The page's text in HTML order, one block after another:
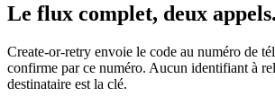
Le flux complet, deux appels.
Create-or-retry envoie le code au numéro de
confirme par ce numéro. Aucun identifiant à
destinataire est la clé.